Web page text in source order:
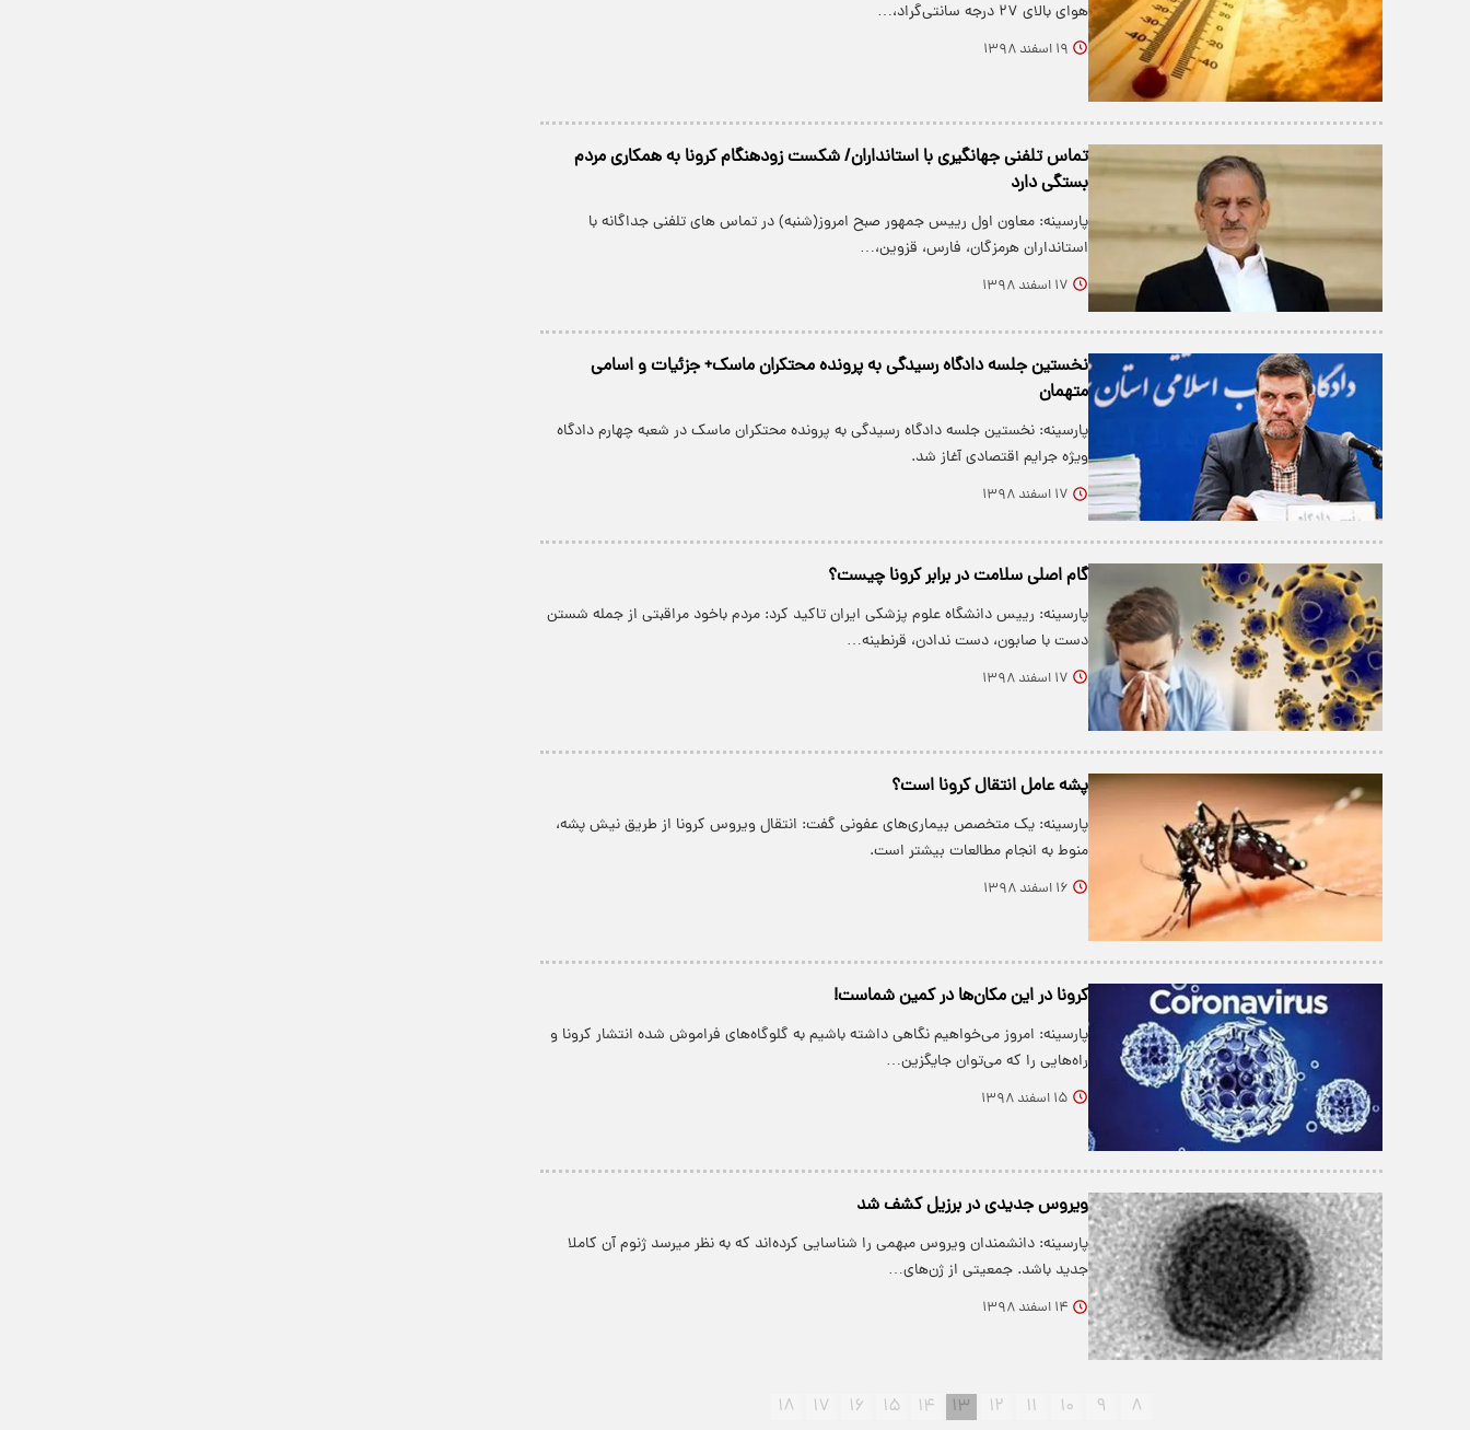
هوای بالای ۲۷ درجه سانتی‌گراد،…
۱۹ اسفند ۱۳۹۸
تماس تلفنی جهانگیری با استانداران/ شکست زودهنگام کرونا به همکاری مردم
بستگی دارد
پارسینه: معاون اول رییس جمهور صبح امروز(شنبه) در تماس های تلفنی جداگانه با
استانداران هرمزگان، فارس، قزوین،…
۱۷ اسفند ۱۳۹۸
نخستین جلسه دادگاه رسیدگی به پرونده محتکران ماسک+ جزئیات و اسامی
متهمان
پارسینه: نخستین جلسه دادگاه رسیدگی به پرونده محتکران ماسک در شعبه چهارم دادگاه
ویژه جرایم اقتصادی آغاز شد.
۱۷ اسفند ۱۳۹۸
گام اصلی سلامت در برابر کرونا چیست؟
پارسینه: رییس دانشگاه علوم پزشکی ایران تاکید کرد: مردم باخود مراقبتی از جمله شستن
دست با صابون، دست ندادن، قرنطینه…
۱۷ اسفند ۱۳۹۸
پشه عامل انتقال کرونا است؟
پارسینه: یک متخصص بیماری‌های عفونی گفت: انتقال ویروس کرونا از طریق نیش پشه،
منوط به انجام مطالعات بیشتر است.
۱۶ اسفند ۱۳۹۸
کرونا در این مکان‌ها در کمین شماست!
پارسینه: امروز می‌خواهیم نگاهی داشته باشیم به گلوگاه‌های فراموش شده انتشار کرونا و
راه‌هایی را که می‌توان جایگزین…
۱۵ اسفند ۱۳۹۸
ویروس جدیدی در برزیل کشف شد
پارسینه: دانشمندان ویروس مبهمی را شناسایی کرده‌اند که به نظر میرسد ژنوم آن کاملا
جدید باشد. جمعیتی از ژن‌های…
۱۴ اسفند ۱۳۹۸
۸ ۹ ۱۰ ۱۱ ۱۲ ۱۳ ۱۴ ۱۵ ۱۶ ۱۷ ۱۸